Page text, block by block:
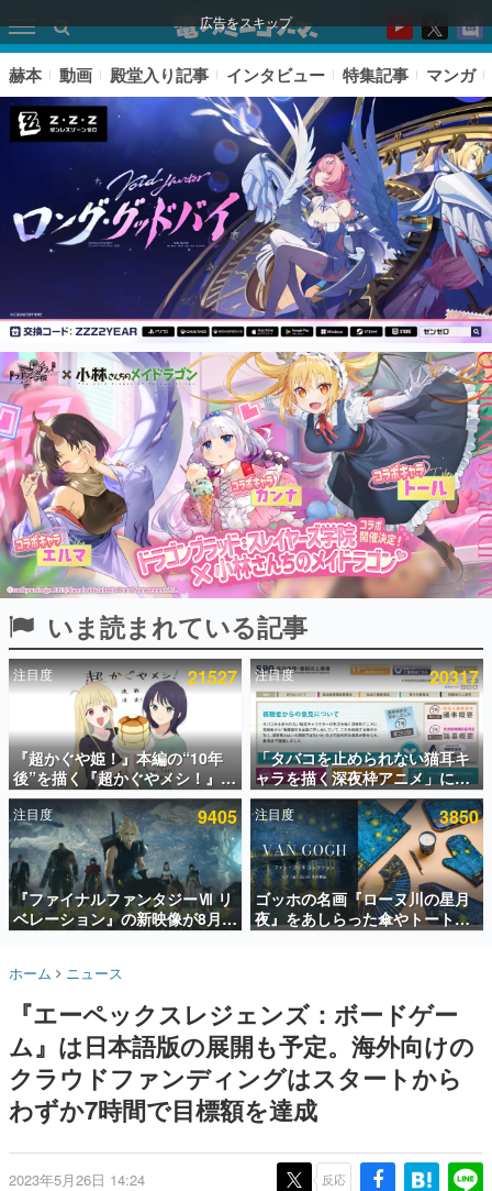
広告をスキップ
ピックアップ
電ファミのいま読まれている記事ランキング
アプリセール情報
インタビュー
連載・特集一覧
殿堂入り記事
SNS拡散数が数千以上！ ページビュー数万以上！ などな
ど。多くの人々に読まれた、電ファミ渾身の“殿堂入り”記
事をまとめました。
ゲームの企画書
名作ゲームクリエイターの方々に製作時のエピソードをお
聞きし、ヒットする企画（ゲーム）とは何か？を探ってい
きます。
赫本
この物語を解いてはいけない。『赫本』は、〈試験問題〉
の形をした短編ホラー小説集です。
新世代に訊く
これからのデジタルゲーム市場を担う若きクリエイター達
の姿を追い、彼らのルーツと情熱を探っていきます。
ゲームに多大な影響を受けた作家さんに取材し、ゲームが
日本のコンテンツ産業やカルチャーに与えた影響を探る企
画です。
日本モバイルゲーム産業史
日本のモバイルゲーム史における主要なトピック・タイト
ルを網羅するほか、開発者へのインタビューや識者による
解説を掲載。約20年の歴史が一望できる決定版！
『うつヌケ』『ペンと箸』等で知られるマンガ家・田中圭
一先生によるゲーム業界レポートマンガです。
赫本 動画 殿堂入り記事 インタビュー 特集記事 マンガ
いま読まれている記事
注目度 21527
『超かぐや姫！』本編の“10年
後”を描く『超かぐやメシ！』
Web連載決定。新たなWebマン
ガレーベル「ビビビコミック」
にて特別話が掲載スタート、あ
のお話には…まだ続きがある！
注目度 20317
「タバコを止められない猫耳キ
ャラを描く深夜枠アニメ」に視
聴者の一部から批判意見。違法
薬物の使用と思しき描写も含め
て、BPOが議論を交わす
注目度 9405
『ファイナルファンタジーⅦ リ
ベレーション』の新映像が8月
26日早朝に公開へ。『FF7』リ
「gamescom」のオープニング
の浜口直樹氏が登壇する予定
注目度 3850
ゴッホの名画『ローヌ川の星月
夜』をあしらった傘やトートバ
ッグなどが登場。8月7日21時よ
ホーム ニュース
『エーペックスレジェンズ：ボードゲー
ム』は日本語版の展開も予定。海外向けの
クラウドファンディングはスタートから
わずか7時間で目標額を達成
2023年5月26日 14:24 反応